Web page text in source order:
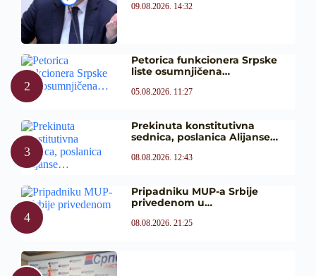
09.08.2026. 14:32
Petorica funkcionera Srpske
liste osumnjičena…
05.08.2026. 11:27
Prekinuta konstitutivna
sednica, poslanica Alijanse…
08.08.2026. 12:43
Pripadniku MUP-a Srbije
privedenom u…
08.08.2026. 21:25